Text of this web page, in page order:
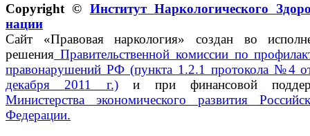
Copyright © Институт Наркологического
нации
Сайт «Правовая наркология» создан во
решения Правительственной комиссии по
правонарушений РФ (пункта 1.2.1 протокола №4
декабря 2011 г.)и при финансовой
Министерства экономического развития
Федерации.